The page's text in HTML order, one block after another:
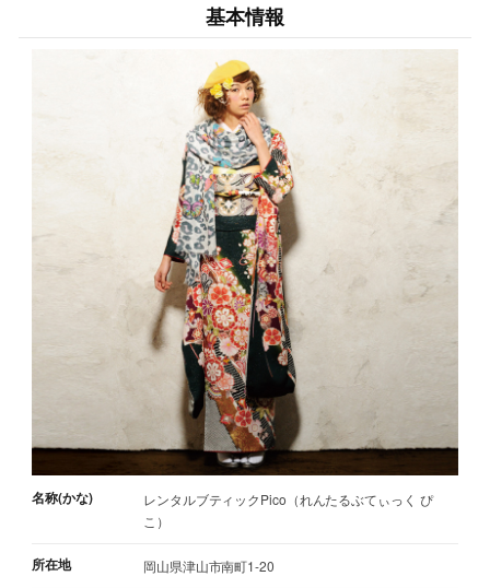
基本情報
名称(かな)
レンタルブティックPico（れんたるぶてぃっく ぴ
こ）
所在地 岡山県津山市南町1-20